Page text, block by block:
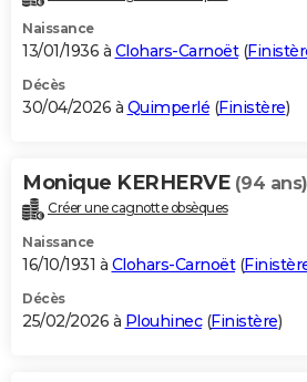
Naissance
13/01/1936 à Clohars-Carnoët(
Décès
30/04/2026 à Quimperlé (Finistère)
Monique KERHERVE (94 ans)
Créer une cagnotte obsèques
Naissance
16/10/1931 à Clohars-Carnoët(
Décès
25/02/2026 à Plouhinec(Finistère)